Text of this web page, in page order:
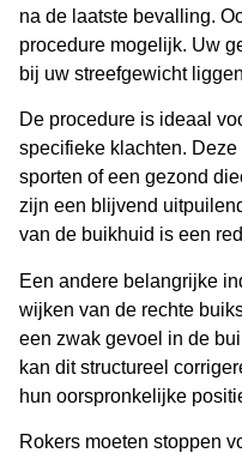
na de laatste bevalling.
procedure mogelijk. Uw
bij uw streefgewicht
De procedure is ideaal
specifieke klachten.
sporten of een gezond
zijn een blijvend
van de buikhuid is een
Een andere belangrijke
wijken van de rechte
een zwak gevoel in de
kan dit structureel
hun oorspronkelijke
Rokers moeten stoppen